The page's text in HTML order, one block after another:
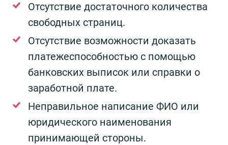
Отсутствие достаточного количества
свободных страниц.
Отсутствие возможности доказать
платежеспособностью с помощью
банковских выписок или справки о
заработной плате.
Неправильное написание ФИО или
юридического наименования
принимающей стороны.